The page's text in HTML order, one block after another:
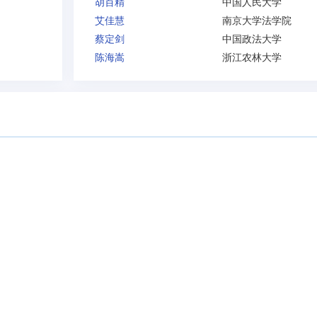
艾佳慧
南京大学法学院
蔡定剑
中国政法大学
陈海嵩
浙江农林大学